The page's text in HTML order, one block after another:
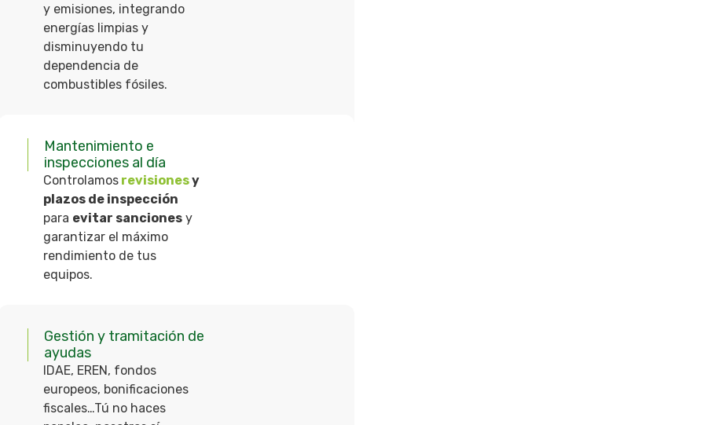
y emisiones, integrando
energías limpias y
disminuyendo tu
dependencia de
combustibles fósiles.
Mantenimiento e
inspecciones al día
Controlamos revisionesy
plazos de inspección
para evitar sanciones y
garantizar el máximo
rendimiento de tus
equipos.
Gestión y tramitación de
ayudas
IDAE, EREN, fondos
europeos, bonificaciones
fiscales…Tú no haces